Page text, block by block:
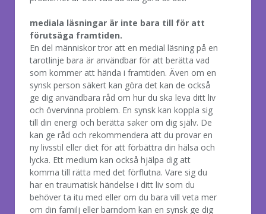
mediala läsningar är inte bara till för att
förutsäga framtiden.
En del människor tror att en medial läsning på en
tarotlinje bara är användbar för att berätta vad
som kommer att hända i framtiden. Även om en
synsk person säkert kan göra det kan de också
ge dig användbara råd om hur du ska leva ditt liv
och övervinna problem. En synsk kan koppla sig
till din energi och berätta saker om dig själv. De
kan ge råd och rekommendera att du provar en
ny livsstil eller diet för att förbättra din hälsa och
lycka. Ett medium kan också hjälpa dig att
komma till rätta med det förflutna. Vare sig du
har en traumatisk händelse i ditt liv som du
behöver ta itu med eller om du bara vill veta mer
om din familj eller barndom kan en synsk ge dig